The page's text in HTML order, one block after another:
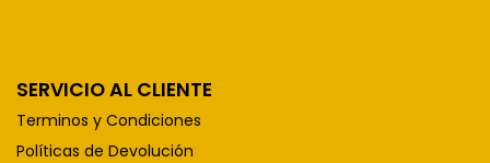
SERVICIO AL CLIENTE
Terminos y Condiciones
Políticas de Devolución